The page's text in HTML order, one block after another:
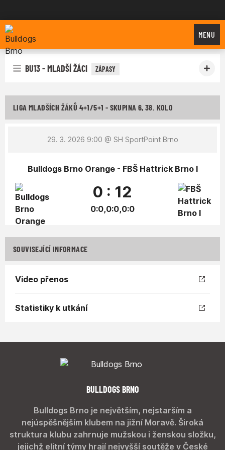
Bulldogs Brno
MENU
BU13 - MLADŠÍ ŽÁCI ZÁPASY
LIGA MLADŠÍCH ŽÁKŮ 4+1/5+1 - SKUPINA 6, 38. KOLO
29. 3. 2026 9:00 @ SH SportPoint Brno
Bulldogs Brno Orange - FBŠ Hattrick Brno I
0 : 12
0:0,0:0,0:0
SOUVISEJÍCÍ INFORMACE
Video přenos
Statistiky k utkání
BULLDOGS BRNO
Bulldogs Brno je největším, nejstarším a
nejúspěšnějším klubem na jižní Moravě. Široká
struktura klubu zahrnuje mužskou i ženskou složku,
jejichž elitní týmy hrají nejvyšší soutěže v České